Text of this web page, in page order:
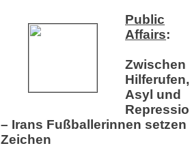
Public
Affairs:
Zwischen
Hilferufen,
Asyl und
– Irans Fußballerinnen setzen
Zeichen